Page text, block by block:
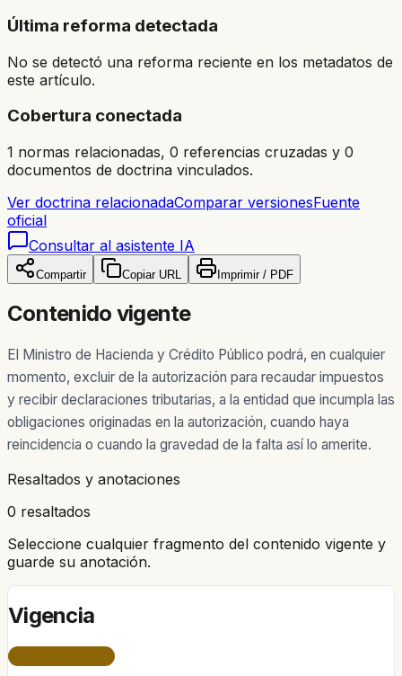
Última reforma detectada
No se detectó una reforma reciente en los metadatos de
este artículo.
Cobertura conectada
1 normas relacionadas, 0 referencias cruzadas y 0
documentos de doctrina vinculados.
Ver doctrina relacionadaComparar versionesFuente
oficial
Consultar al asistente IA
Compartir Copiar URL Imprimir / PDF
Contenido vigente
El Ministro de Hacienda y Crédito Público podrá, en cualquier
momento, excluir de la autorización para recaudar impuestos
y recibir declaraciones tributarias, a la entidad que incumpla las
obligaciones originadas en la autorización, cuando haya
reincidencia o cuando la gravedad de la falta así lo amerite.
Resaltados y anotaciones
0 resaltados
Seleccione cualquier fragmento del contenido vigente y
guarde su anotación.
Vigencia